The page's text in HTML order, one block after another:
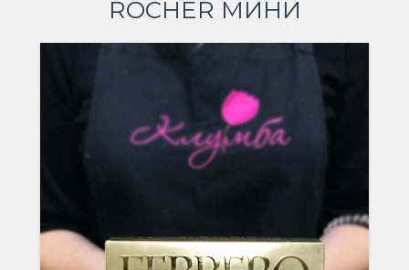
ROCHER МИНИ